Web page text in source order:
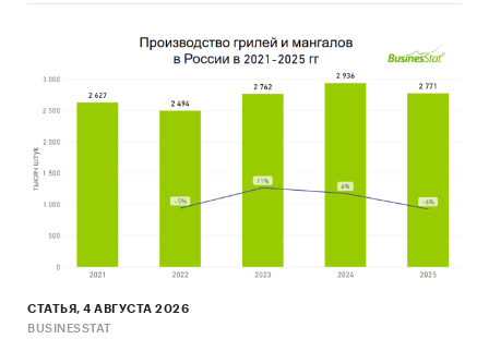
Год
Увеличение загрузки детского сада
К-во заказов, шт.
Итого *** ***
СТАТЬЯ, 4 АВГУСТА 2026
BUSINESSTAT